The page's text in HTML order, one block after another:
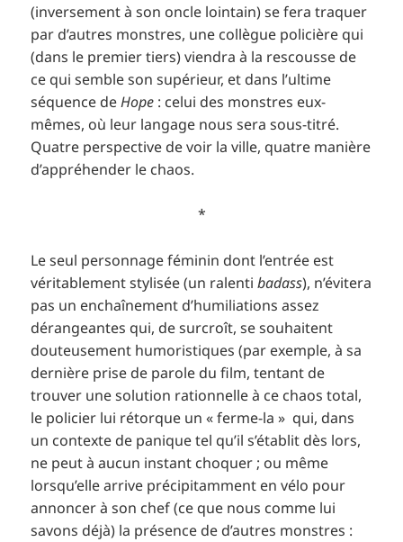
(inversement à son oncle lointain) se fera traquer
par d’autres monstres, une collègue policière qui
(dans le premier tiers) viendra à la rescousse de
ce qui semble son supérieur, et dans l’ultime
séquence deHope : celui des monstres eux-
mêmes, où leur langage nous sera sous-titré.
Quatre perspective de voir la ville, quatre manière
d’appréhender le chaos.
*
Le seul personnage féminin dont l’entrée est
véritablement stylisée (un ralentibadass), n’évitera
pas un enchaînement d’humiliations assez
dérangeantes qui, de surcroît, se souhaitent
douteusement humoristiques (par exemple, à sa
dernière prise de parole du film, tentant de
trouver une solution rationnelle à ce chaos total,
le policier lui rétorque un « ferme-la » qui, dans
un contexte de panique tel qu’il s’établit dès lors,
ne peut à aucun instant choquer ; ou même
lorsqu’elle arrive précipitamment en vélo pour
annoncer à son chef (ce que nous comme lui
savons déjà) la présence de d’autres monstres :